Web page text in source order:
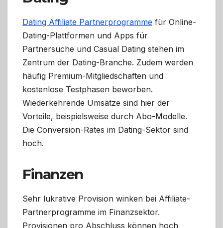
Dating Affiliate Partnerprogramme für Online-
Dating-Plattformen und Apps für
Partnersuche und Casual Dating stehen im
Zentrum der Dating-Branche. Zudem werden
häufig Premium-Mitgliedschaften und
kostenlose Testphasen beworben.
Wiederkehrende Umsätze sind hier der
Vorteile, beispielsweise durch Abo-Modelle.
Die Conversion-Rates im Dating-Sektor sind
hoch.
Finanzen
Sehr lukrative Provision winken bei Affiliate-
Partnerprogramme im Finanzsektor.
Provisionen pro Abschluss können hoch